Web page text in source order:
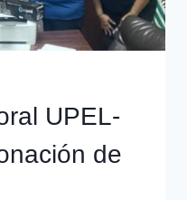
UPEL-
de